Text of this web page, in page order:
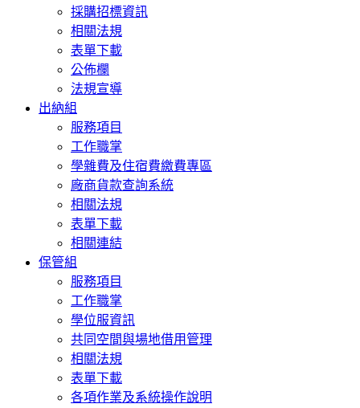
採購招標資訊
相關法規
表單下載
公佈欄
法規宣導
出納組
服務項目
工作職掌
學雜費及住宿費繳費專區
廠商貨款查詢系統
相關法規
表單下載
相關連結
保管組
服務項目
工作職掌
學位服資訊
共同空間與場地借用管理
相關法規
表單下載
各項作業及系統操作說明